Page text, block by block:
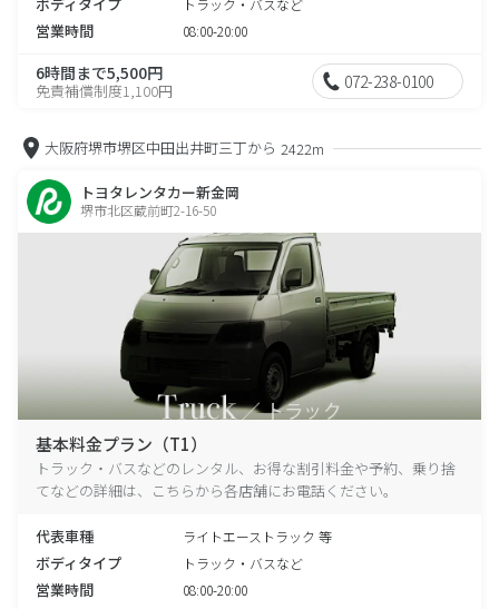
トラック・バスなど
営業時間 08:00-20:00
6時間まで5,500円
免責補償制度1,100円 072-238-0100
大阪府堺市堺区中田出井町三丁から 2422m
トヨタレンタカー新金岡
堺市北区蔵前町2-16-50
基本料金プラン（T1）
トラック・バスなどのレンタル、お得な割引料金や予約、乗り捨
てなどの詳細は、こちらから各店舗にお電話ください。
代表車種 ライトエーストラック 等
ボディタイプ トラック・バスなど
営業時間 08:00-20:00